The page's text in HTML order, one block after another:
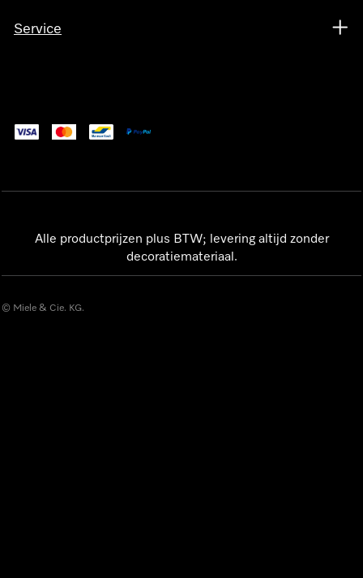
Service
Alle productprijzen plus BTW; levering altijd zonder
decoratiemateriaal.
© Miele & Cie. KG.